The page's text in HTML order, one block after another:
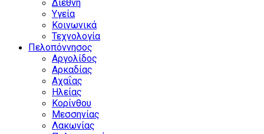
Διεθνή
Υγεία
Κοινωνικά
Τεχνολογία
Πελοπόννησος
Αργολίδος
Αρκαδίας
Αχαΐας
Ηλείας
Κορίνθου
Μεσσηνίας
Λακωνίας